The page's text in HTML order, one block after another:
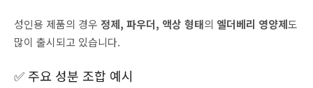
성인용 제품의 경우 정제, 파우더, 액상 형태의 엘더베리 영양제도
많이 출시되고 있습니다.
✅ 주요 성분 조합 예시